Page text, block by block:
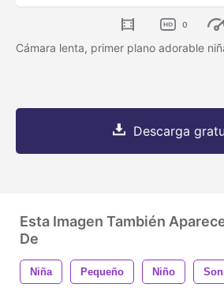
0
Cámara lenta, primer plano adorable
Descarga
Esta Imagen También
De
Niña Pequeño Niño